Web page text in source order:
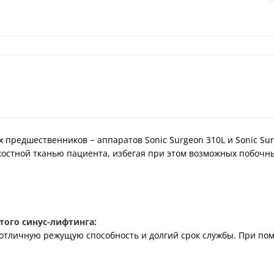
предшественников − аппаратов Sonic Surgeon 310L и Sonic
тканью пациента, избегая при этом возможных
синус-лифтинга:
режущую способность и долгий срок службы. При